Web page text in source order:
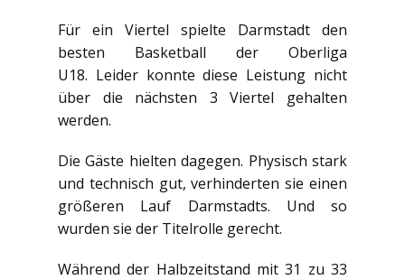
Für ein Viertel spielte Darmstadt den
besten Basketball der Oberliga
U18. Leider konnte diese Leistung nicht
über die nächsten 3 Viertel gehalten
werden.
Die Gäste hielten dagegen. Physisch stark
und technisch gut, verhinderten sie einen
größeren Lauf Darmstadts. Und so
wurden sie der Titelrolle gerecht.
Während der Halbzeitstand mit 31 zu 33